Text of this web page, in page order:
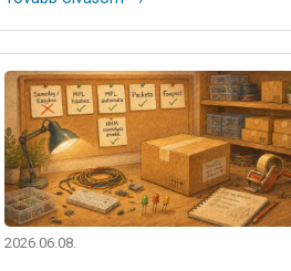
2026.06.08.